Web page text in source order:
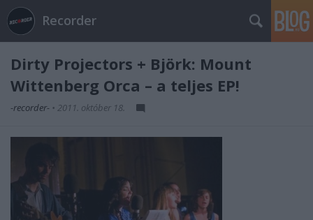
Recorder
Dirty Projectors + Björk: Mount
Wittenberg Orca – a teljes EP!
-recorder- • 2011. október 18.